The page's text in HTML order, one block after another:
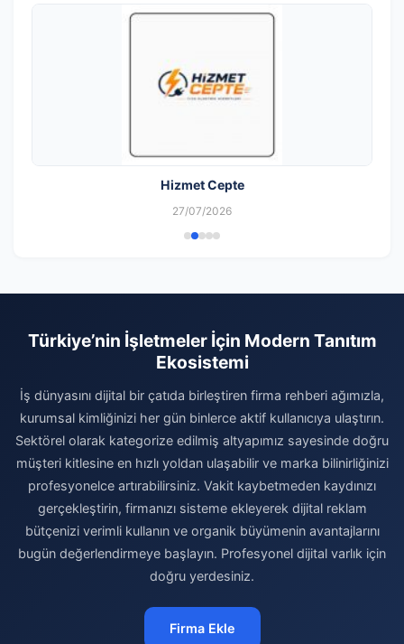
Hizmet Cepte
27/07/2026
Türkiye’nin İşletmeler İçin Modern Tanıtım
Ekosistemi
İş dünyasını dijital bir çatıda birleştiren firma rehberi ağımızla,
kurumsal kimliğinizi her gün binlerce aktif kullanıcıya ulaştırın.
Sektörel olarak kategorize edilmiş altyapımız sayesinde doğru
müşteri kitlesine en hızlı yoldan ulaşabilir ve marka bilinirliğinizi
profesyonelce artırabilirsiniz. Vakit kaybetmeden kaydınızı
gerçekleştirin, firmanızı sisteme ekleyerek dijital reklam
bütçenizi verimli kullanın ve organik büyümenin avantajlarını
bugün değerlendirmeye başlayın. Profesyonel dijital varlık için
doğru yerdesiniz.
Firma Ekle